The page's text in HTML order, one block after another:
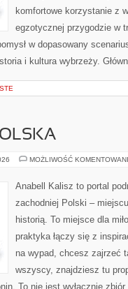
komfortowe korzystanie z
egzotycznej przygodzie w
w dopasowany
i kultura wybrzeży.
MOŻLIWOŚĆ
Anabell Kalisz to portal
zachodniej Polski –
historią. To miejsce dla
praktyka łączy się z
na wypad, chcesz zajrzeć
wszyscy, znajdziesz tu
To nie jest wyłącznie